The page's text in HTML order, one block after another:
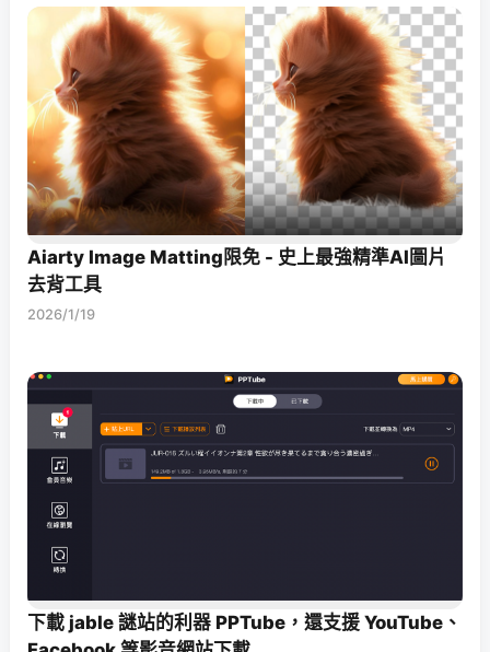
Aiarty Image Matting限免 - 史上最強精準AI圖片
去背工具
2026/1/19
下載 jable 謎站的利器 PPTube，還支援 YouTube、